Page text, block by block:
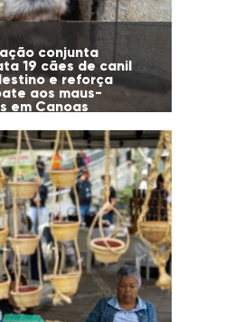
conjunta
19 cães de canil
e reforça
aos maus-
em Canoas